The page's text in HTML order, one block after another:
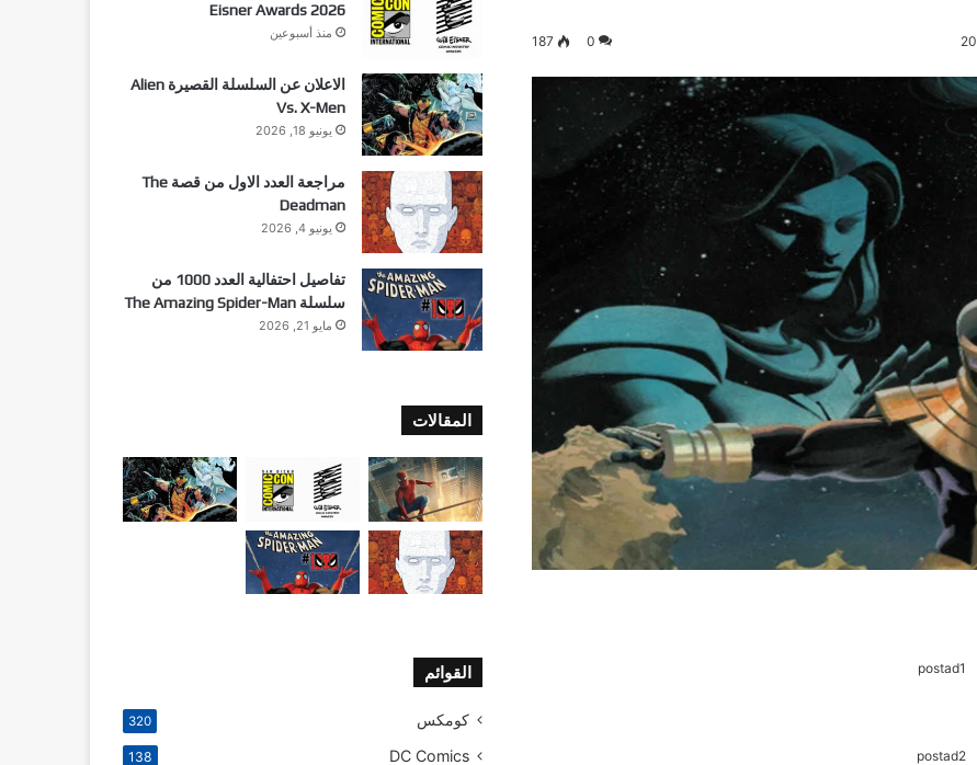
0
187
postad1
postad2
Eisner Awards 2026
منذ أسبوعين
الاعلان عن السلسلة القصيرة Alien
Vs. X-Men
يونيو 18, 2026
مراجعة العدد الاول من قصة The
Deadman
يونيو 4, 2026
تفاصيل احتفالية العدد 1000 من
سلسلة The Amazing Spider-Man
مايو 21, 2026
المقالات
القوائم
كومكس 320
DC Comics
138